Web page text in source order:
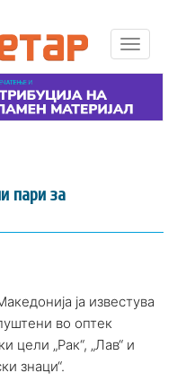
пари за
ја известува
во оптек
цели „Рак“, „Лав“ и
знаци“.